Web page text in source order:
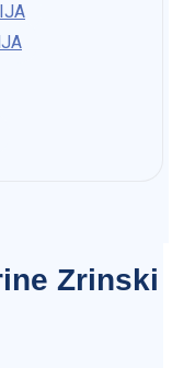
Zrinski
Zrinski